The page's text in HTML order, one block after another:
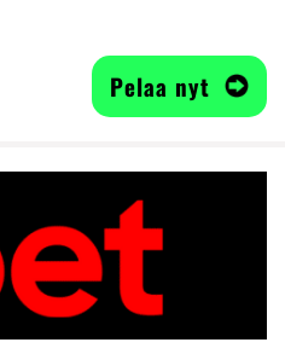
Pelaa nyt